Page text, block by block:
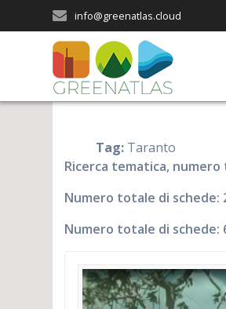
al
contenuto
info@greenatlas.cloud
Tag: Taranto
Ricerca tematica, numero
Numero totale di schede:
Numero totale di schede: